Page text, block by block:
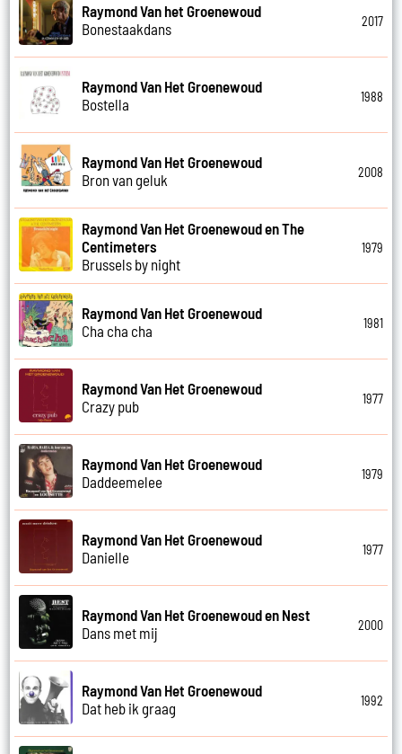
Raymond Van het Groenewoud
Bonestaakdans
2017
Raymond Van Het Groenewoud
Bostella
1988
Raymond Van Het Groenewoud
Bron van geluk
2008
Raymond Van Het Groenewoud en The
Centimeters
Brussels by night
1979
Raymond Van Het Groenewoud
Cha cha cha
1981
Raymond Van Het Groenewoud
Crazy pub
1977
Raymond Van Het Groenewoud
Daddeemelee
1979
Raymond Van Het Groenewoud
Danielle
1977
Raymond Van Het Groenewoud en Nest
Dans met mij
2000
Raymond Van Het Groenewoud
Dat heb ik graag
1992